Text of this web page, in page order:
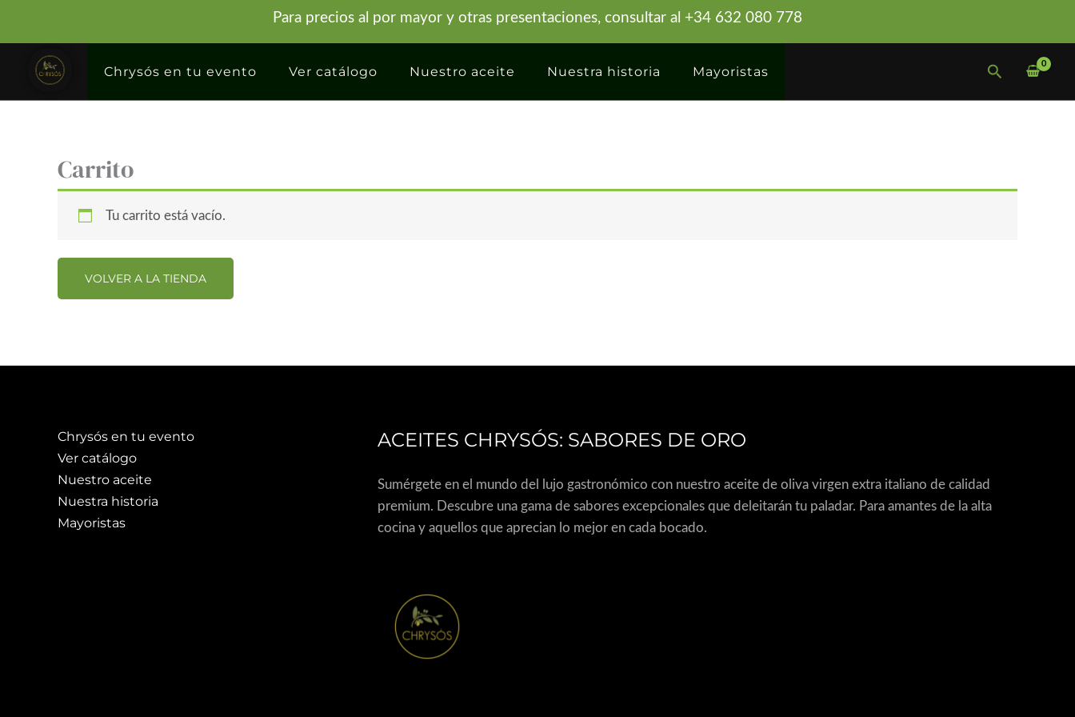
contenido
Para precios al por mayor y otras presentaciones, consultar al +34 632 080 778
Chrysós en tu evento Ver catálogo Nuestro aceite Nuestra historia Mayoristas Buscar
Carrito
Tu carrito está vacío.
VOLVER A LA TIENDA
Chrysós en tu evento
Ver catálogo
Nuestro aceite
Nuestra historia
Mayoristas
ACEITES CHRYSÓS: SABORES DE ORO
Sumérgete en el mundo del lujo gastronómico con nuestro aceite de oliva virgen extra italiano de calidad
premium. Descubre una gama de sabores excepcionales que deleitarán tu paladar. Para amantes de la alta
cocina y aquellos que aprecian lo mejor en cada bocado.